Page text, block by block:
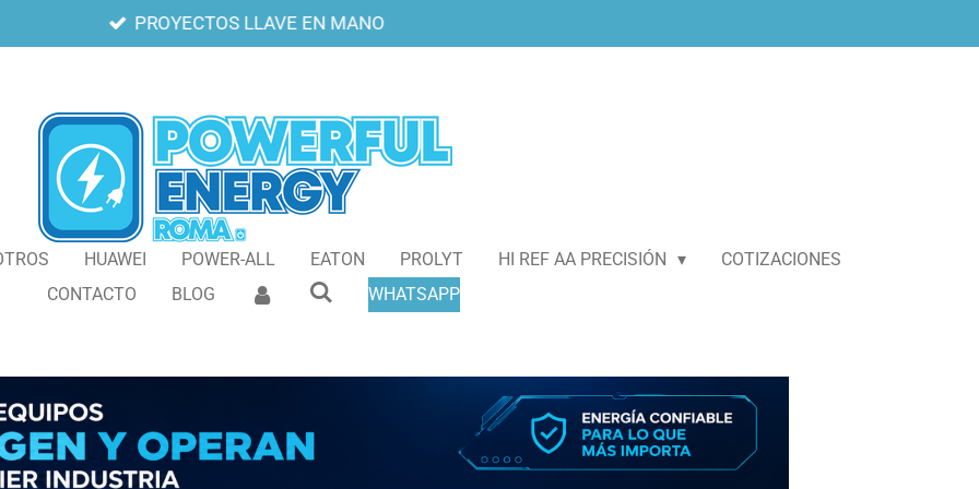
PROYECTOS LLAVE EN MANO
HUAWEI POWER-ALL EATON PROLYT HI REF AA PRECISIÓN
COTIZACIONES
CONTACTO
BLOG WHATSAPP